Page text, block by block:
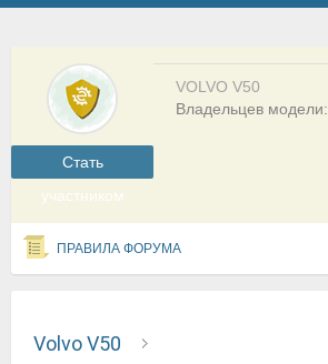
Cтать
участником
VOLVO V50
Владельцев модели:
ПРАВИЛА ФОРУМА
Volvo V50